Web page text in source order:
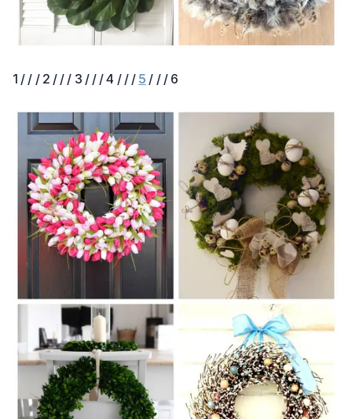
1 / / / 2 / / / 3 / / / 4 / / / 5 / / / 6